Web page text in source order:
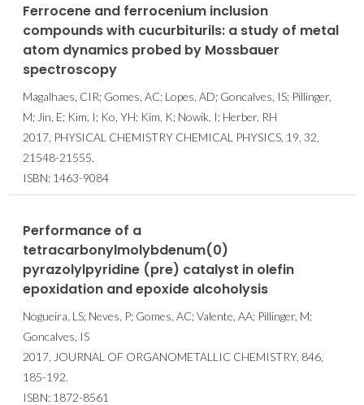
Ferrocene and ferrocenium inclusion
compounds with cucurbiturils: a study of metal
atom dynamics probed by Mossbauer
spectroscopy
Magalhaes, CIR; Gomes, AC; Lopes, AD; Goncalves, IS; Pillinger,
M; Jin, E; Kim, I; Ko, YH; Kim, K; Nowik, I; Herber, RH
2017, PHYSICAL CHEMISTRY CHEMICAL PHYSICS, 19, 32,
21548-21555.
ISBN: 1463-9084
Performance of a
tetracarbonylmolybdenum(0)
pyrazolylpyridine (pre) catalyst in olefin
epoxidation and epoxide alcoholysis
Nogueira, LS; Neves, P; Gomes, AC; Valente, AA; Pillinger, M;
Goncalves, IS
2017, JOURNAL OF ORGANOMETALLIC CHEMISTRY, 846,
185-192.
ISBN: 1872-8561